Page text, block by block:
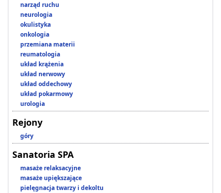
narząd ruchu
neurologia
okulistyka
onkologia
przemiana materii
reumatologia
układ krążenia
układ nerwowy
układ oddechowy
układ pokarmowy
urologia
Rejony
góry
Sanatoria SPA
masaże relaksacyjne
masaże upiększające
pielęgnacja twarzy i dekoltu